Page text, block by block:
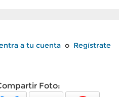
a tu cuenta o Regístrate
Foto: